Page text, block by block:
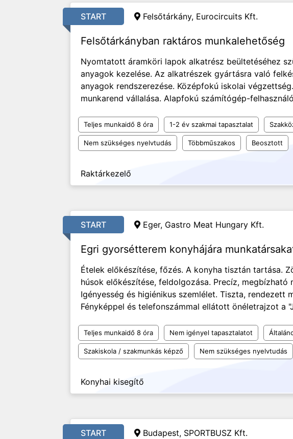
START Felsőtárkány, Eurocircuits Kft.
Felsőtárkányban raktáros munkalehetőség
Nyomtatott áramköri lapok alkatrész beültetéséhez
anyagok kezelése. Az alkatrészek gyártásra való
anyagok rendszerezése. Középfokú iskolai
munkarend vállalása. Alapfokú számítógép-
Teljes munkaidő 8 óra 1-2 év szakmai tapasztalat
Nem szükséges nyelvtudás Többműszakos Beosztott
Raktárkezelő
START Eger, Gastro Meat Hungary Kft.
Egri gyorsétterem konyhájára
Ételek előkészítése, főzés. A konyha tisztán tartása.
húsok előkészítése, feldolgozása. Precíz, megbízható
Igényesség és higiénikus szemlélet. Tiszta, rendezett
Fényképpel és telefonszámmal ellátott önéletrajzot a
Teljes munkaidő 8 óra Nem igényel tapasztalatot
Szakiskola / szakmunkás képző Nem szükséges nyelvtudás
Konyhai kisegítő
START Budapest, SPORTBUSZ Kft.